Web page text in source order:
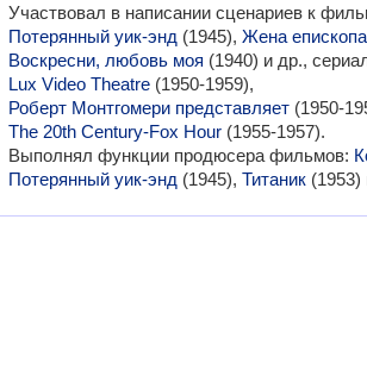
Участвовал в написании сценариев к
Потерянный уик-энд (1945), Жена епископа
Воскресни, любовь моя (1940) и др.,
Lux Video Theatre (1950-1959),
Роберт Монтгомери представляет (1950-
The 20th Century-Fox Hour (1955-1957).
Выполнял функции продюсера фильмов:
Потерянный уик-энд (1945), Титаник (1953)